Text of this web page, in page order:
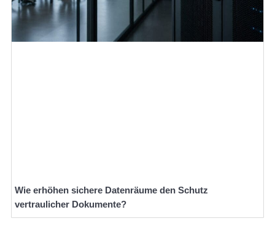
Wie erhöhen sichere Datenräume den Schutz
vertraulicher Dokumente?